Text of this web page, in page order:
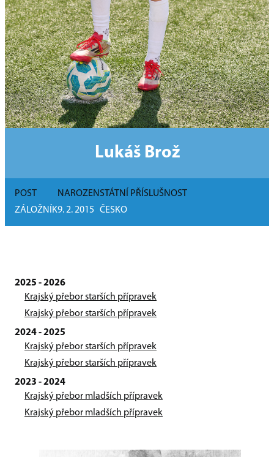
Lukáš Brož
POST
ZÁLOŽNÍK
NAROZEN
9. 2. 2015
STÁTNÍ PŘÍSLUŠNOST
ČESKO
2025 - 2026
Krajský přebor starších přípravek
Krajský přebor starších přípravek
2024 - 2025
Krajský přebor starších přípravek
Krajský přebor starších přípravek
2023 - 2024
Krajský přebor mladších přípravek
Krajský přebor mladších přípravek